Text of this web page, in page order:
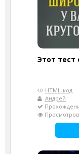
Этот тест
HTML-код
Андрей